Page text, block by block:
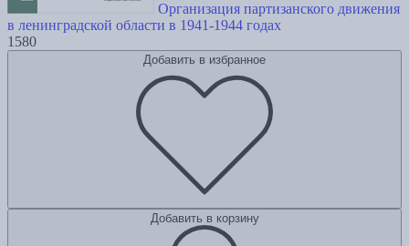
Организация партизанского движения
в ленинградской области в 1941-1944 годах
1580
Добавить в избранное
Добавить в корзину